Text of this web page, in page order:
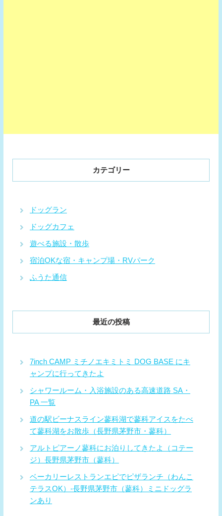
カテゴリー
ドッグラン
ドッグカフェ
遊べる施設・散歩
宿泊OKな宿・キャンプ場・RVパーク
ふうた通信
最近の投稿
7inch CAMP ミチノエキミトミ DOG BASE にキ
ャンプに行ってきたよ
シャワールーム・入浴施設のある高速道路 SA・
PA 一覧
道の駅ビーナスライン蓼科湖で蓼科アイスをたべ
て蓼科湖をお散歩（長野県茅野市・蓼科）
アルトピアーノ蓼科にお泊りしてきたよ（コテー
ジ）長野県茅野市（蓼科）
ベーカリーレストランエピでピザランチ（わんこ
テラスOK）-長野県茅野市（蓼科）ミニドッグラ
ンあり